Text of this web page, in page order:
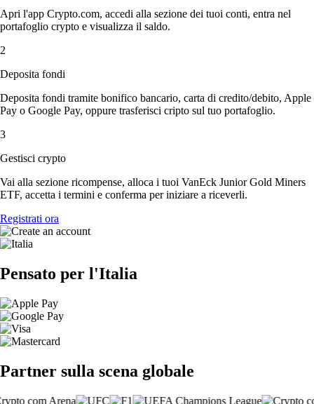
Apri l'app Crypto.com, accedi alla sezione dei tuoi conti, entra nel
portafoglio crypto e visualizza il saldo.
2
Deposita fondi
Deposita fondi tramite bonifico bancario, carta di credito/debito, Apple
Pay o Google Pay, oppure trasferisci cripto sul tuo portafoglio.
3
Gestisci crypto
Vai alla sezione ricompense, alloca i tuoi VanEck Junior Gold Miners
ETF, accetta i termini e conferma per iniziare a riceverli.
Registrati ora
Pensato per l'Italia
Partner sulla scena globale